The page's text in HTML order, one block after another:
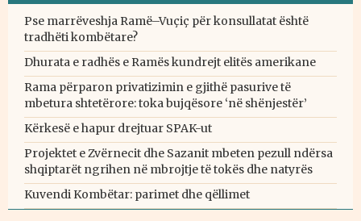
Pse marrëveshja Ramë–Vuçiç për konsullatat është
tradhëti kombëtare?
Dhurata e radhës e Ramës kundrejt elitës amerikane
Rama përparon privatizimin e gjithë pasurive të
mbetura shtetërore: toka bujqësore ‘në shënjestër’
Kërkesë e hapur drejtuar SPAK-ut
Projektet e Zvërnecit dhe Sazanit mbeten pezull ndërsa
shqiptarët ngrihen në mbrojtje të tokës dhe natyrës
Kuvendi Kombëtar: parimet dhe qëllimet